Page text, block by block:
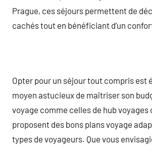
Prague, ces séjours permettent de
cachés tout en bénéficiant d’un
Opter pour un séjour tout compris est
moyen astucieux de maîtriser son
voyage comme celles de hub voyages
proposent des bons plans voyage
types de voyageurs. Que vous